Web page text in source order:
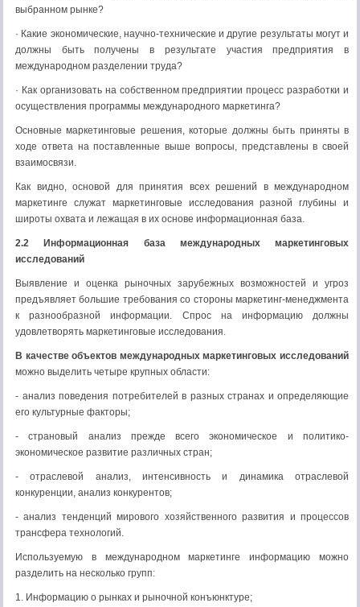
выбранном рынке?
· Какие экономические, научно-технические и другие результаты могут и
должны быть получены в результате участия предприятия в
международном разделении труда?
· Как организовать на собственном предприятии процесс разработки и
осуществления программы международного маркетинга?
Основные маркетинговые решения, которые должны быть приняты в
ходе ответа на поставленные выше вопросы, представлены в своей
взаимосвязи.
Как видно, основой для принятия всех решений в международном
маркетинге служат маркетинговые исследования разной глубины и
широты охвата и лежащая в их основе информационная база.
2.2 Информационная база международных маркетинговых
исследований
Выявление и оценка рыночных зарубежных возможностей и угроз
предъявляет большие требования со стороны маркетинг-менеджмента
к разнообразной информации. Спрос на информацию должны
удовлетворять маркетинговые исследования.
В качестве объектов международных маркетинговых исследований
можно выделить четыре крупных области:
- анализ поведения потребителей в разных странах и определяющие
его культурные факторы;
- страновый анализ прежде всего экономическое и политико-
экономическое развитие различных стран;
- отраслевой анализ, интенсивность и динамика отраслевой
конкуренции, анализ конкурентов;
- анализ тенденций мирового хозяйственного развития и процессов
трансфера технологий.
Используемую в международном маркетинге информацию можно
разделить на несколько групп:
1. Информацию о рынках и рыночной конъюнктуре;